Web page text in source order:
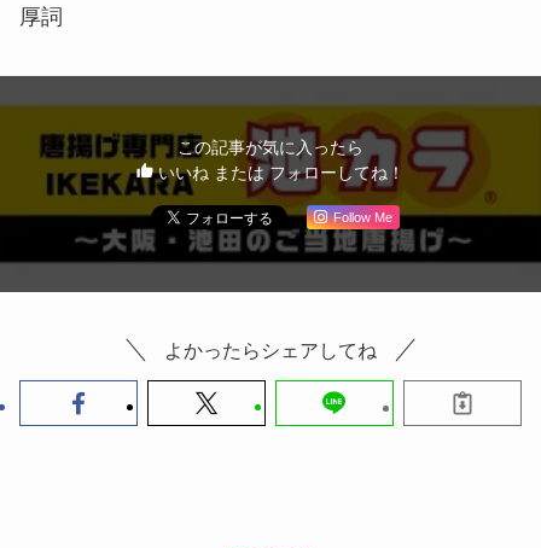
厚詞
この記事が気に入ったら
いいね または フォローしてね！
Follow Me
よかったらシェアしてね